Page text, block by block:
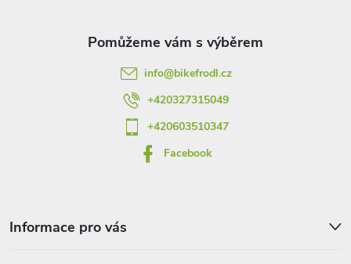
info@bikefrodl.cz
+420327315049
+420603510347
Facebook
Informace pro vás